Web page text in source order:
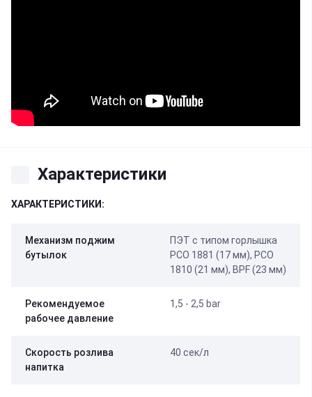
Характеристики
ХАРАКТЕРИСТИКИ:
Механизм поджим
бутылок
ПЭТ с типом горлышка
PCO 1881 (17 мм), PCO
1810 (21 мм), BPF (23 мм)
Рекомендуемое
рабочее давление
1,5 - 2,5 bar
Скорость розлива
напитка
40 сек/л